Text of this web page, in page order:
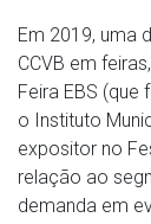
Em 2019, uma
CCVB em
Feira EBS
o Instituto
expositor no
relação ao
demanda em